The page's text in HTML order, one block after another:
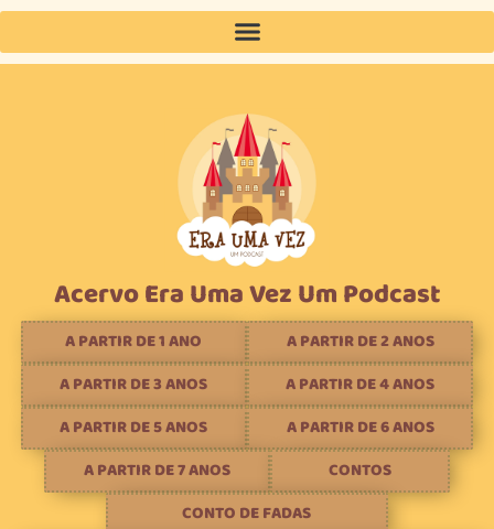
Acervo Era Uma Vez Um Podcast
A PARTIR DE 1 ANO
A PARTIR DE 2 ANOS
A PARTIR DE 3 ANOS
A PARTIR DE 4 ANOS
A PARTIR DE 5 ANOS
A PARTIR DE 6 ANOS
A PARTIR DE 7 ANOS
CONTOS
CONTO DE FADAS